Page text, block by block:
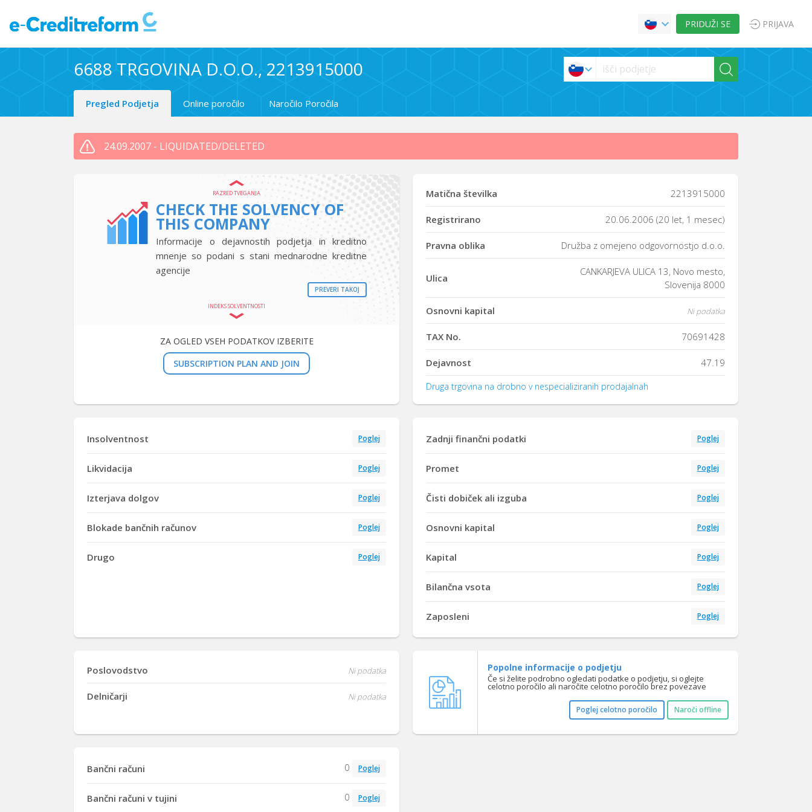
PRIDUŽI SE PRIJAVA
6688 TRGOVINA D.O.O., 2213915000
Pregled Podjetja Online poročilo Naročilo Poročila
24.09.2007 - LIQUIDATED/DELETED
RAZRED TVEGANJA
CHECK THE SOLVENCY OF
THIS COMPANY
Informacije o dejavnostih podjetja in kreditno
mnenje so podani s stani mednarodne kreditne
agencije
PREVERI TAKOJ
INDEKS SOLVENTNOSTI
ZA OGLED VSEH PODATKOV IZBERITE
SUBSCRIPTION PLAN AND JOIN
Matična številka 2213915000
Registrirano 20.06.2006 (20 let, 1 mesec)
Pravna oblika Družba z omejeno odgovornostjo d.o.o.
Ulica
CANKARJEVA ULICA 13, Novo mesto,
Slovenija 8000
Osnovni kapital Ni podatka
TAX No. 70691428
Dejavnost 47.19
Druga trgovina na drobno v nespecializiranih prodajalnah
Insolventnost Poglej
Likvidacija Poglej
Izterjava dolgov Poglej
Blokade bančnih računov Poglej
Drugo Poglej
Zadnji finančni podatki Poglej
Promet Poglej
Čisti dobiček ali izguba Poglej
Osnovni kapital Poglej
Kapital Poglej
Bilančna vsota Poglej
Zaposleni Poglej
Poslovodstvo Ni podatka
Delničarji Ni podatka
Popolne informacije o podjetju
Če si želite podrobno ogledati podatke o podjetju, si oglejte
celotno poročilo ali naročite celotno poročilo brez povezave
Poglej celotno poročilo Naroči offline
Bančni računi 0 Poglej
Bančni računi v tujini 0 Poglej